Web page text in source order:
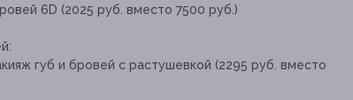
6D (2025 руб. вместо 7500 руб.)
губ и бровей с растушевкой (2295 руб. вместо